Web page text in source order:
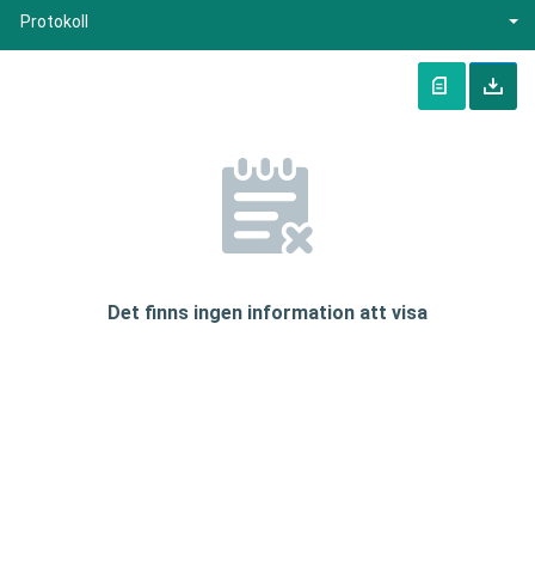
Protokoll
Det finns ingen information att visa